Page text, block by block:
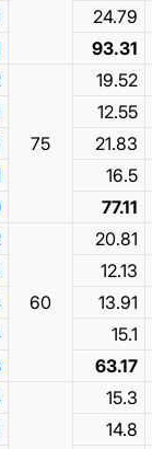
24.79
93.31
75
19.52
12.55
21.83
16.5
77.11
60
20.81
12.13
13.91
15.1
63.17
15.3
14.8